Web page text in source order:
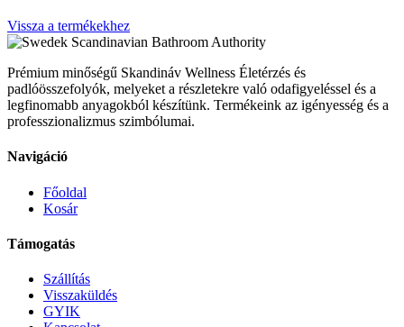
Vissza a termékekhez
Scandinavian Bathroom Authority
Prémium minőségű Skandináv Wellness Életérzés és
padlóösszefolyók, melyeket a részletekre való odafigyeléssel és a
legfinomabb anyagokból készítünk. Termékeink az igényesség és a
professzionalizmus szimbólumai.
Navigáció
Főoldal
Kosár
Támogatás
Szállítás
Visszaküldés
GYIK